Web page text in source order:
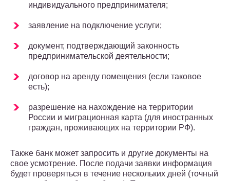
индивидуального предпринимателя;
заявление на подключение услуги;
документ, подтверждающий законность
предпринимательской деятельности;
договор на аренду помещения (если таковое
есть);
разрешение на нахождение на территории
России и миграционная карта (для иностранных
граждан, проживающих на территории РФ).
Также банк может запросить и другие документы на
свое усмотрение. После подачи заявки информация
будет проверяться в течение нескольких дней (точный